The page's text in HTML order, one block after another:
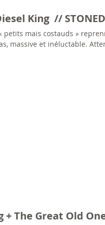
King // STONED
petits mais costauds »
massive et inéluctable.
The Great Old